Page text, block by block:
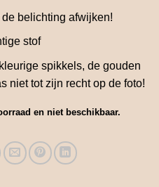
belichting afwijken!
stof
spikkels, de gouden
niet tot zijn recht op de foto!
en niet beschikbaar.